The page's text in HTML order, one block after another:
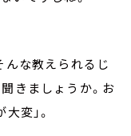
んな教えられるじ
きましょうか。お
変」。